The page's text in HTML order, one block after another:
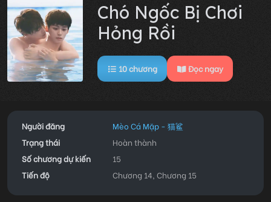
Chó Ngốc Bị Chơi
Hỏng Rồi
10chương Đọc ngay
Người đăng
Mèo Cá Mặp - 猫鲨
Trạng thái
Hoàn thành
Số chương dự kiến
15
Tiến độ
Chương 14, Chương 15